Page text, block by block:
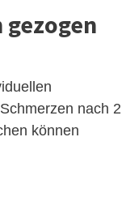
nach 2
können